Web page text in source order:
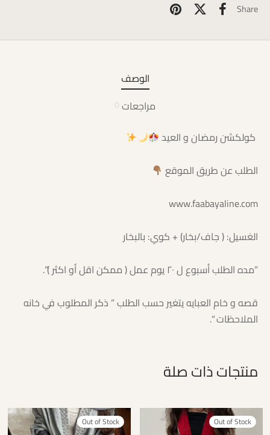
Share
الوصف
مراجعات0
‎‏‎قصه و خام العبايه يتغير حسب الطلب ” ذكر المطلوب في خانه
الملاحظات “.⁩⁩
منتجات ذات صلة
Out of Stock
Out of Stock